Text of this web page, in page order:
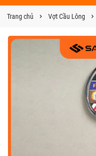
Trang chủ Vợt Cầu Lông